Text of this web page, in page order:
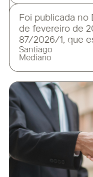
Foi publicada no
de fevereiro de
87/2026/1, que
de atualização
contratos
em resposta
atualização da
Mensal
operada pelo
29 de
Santiago
Mediano